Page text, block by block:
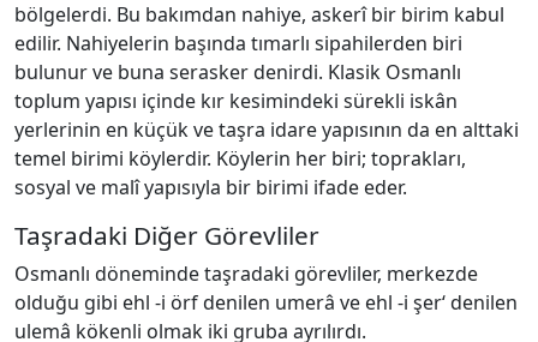
bölgelerdi. Bu bakımdan nahiye, askerî bir birim kabul
edilir. Nahiyelerin başında tımarlı sipahilerden biri
bulunur ve buna serasker denirdi. Klasik Osmanlı
toplum yapısı içinde kır kesimindeki sürekli iskân
yerlerinin en küçük ve taşra idare yapısının da en alttaki
temel birimi köylerdir. Köylerin her biri; toprakları,
sosyal ve malî yapısıyla bir birimi ifade eder.
Taşradaki Diğer Görevliler
Osmanlı döneminde taşradaki görevliler, merkezde
olduğu gibi ehl -i örf denilen umerâ ve ehl -i şerʻ denilen
ulemâ kökenli olmak iki gruba ayrılırdı.